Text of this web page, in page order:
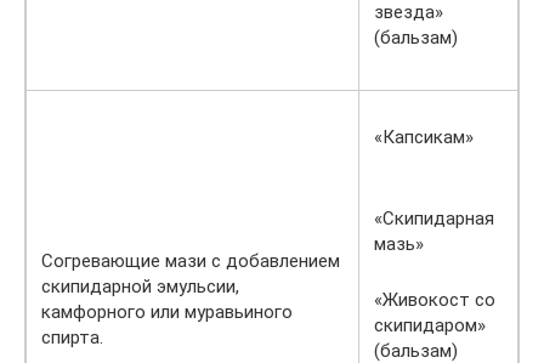
звезда»
(бальзам)
Согревающие мази с добавлением
скипидарной эмульсии,
камфорного или муравьиного
спирта.
«Капсикам»
«Скипидарная
мазь»
«Живокост со
скипидаром»
(бальзам)